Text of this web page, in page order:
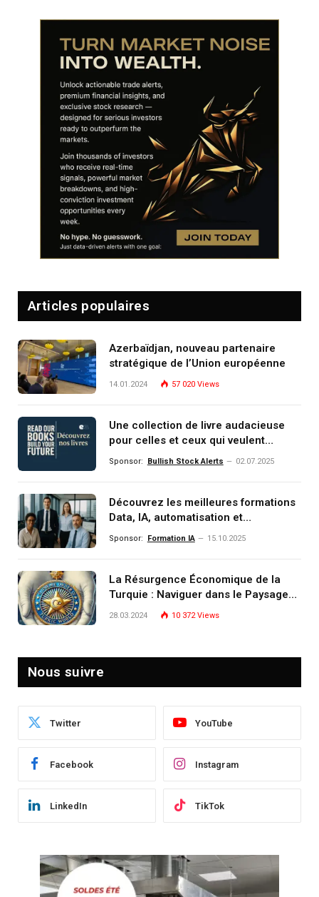
Articles populaires
Azerbaïdjan, nouveau partenaire
stratégique de l’Union européenne
14.01.2024 57 020 Views
Une collection de livre audacieuse
pour celles et ceux qui veulent
comprendre, investir et dominer le
Sponsor: Bullish Stock Alerts 02.07.2025
Découvrez les meilleures formations
Data, IA, automatisation et
investissement (gestion de
Sponsor: Formation IA 15.10.2025
La Résurgence Économique de la
Turquie : Naviguer dans le Paysage
Post-Crise
28.03.2024 10 372Views
Nous suivre
Twitter YouTube
Facebook Instagram
LinkedIn TikTok